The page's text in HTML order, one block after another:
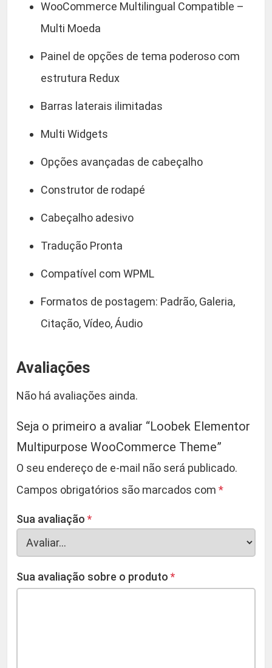
WooCommerce Multilingual Compatible –
Multi Moeda
Painel de opções de tema poderoso com
estrutura Redux
Barras laterais ilimitadas
Multi Widgets
Opções avançadas de cabeçalho
Construtor de rodapé
Cabeçalho adesivo
Tradução Pronta
Compatível com WPML
Formatos de postagem: Padrão, Galeria,
Citação, Vídeo, Áudio
Avaliações
Não há avaliações ainda.
Seja o primeiro a avaliar “Loobek Elementor
Multipurpose WooCommerce Theme”
O seu endereço de e-mail não será publicado.
Campos obrigatórios são marcados com *
Sua avaliação *
Sua avaliação sobre o produto *